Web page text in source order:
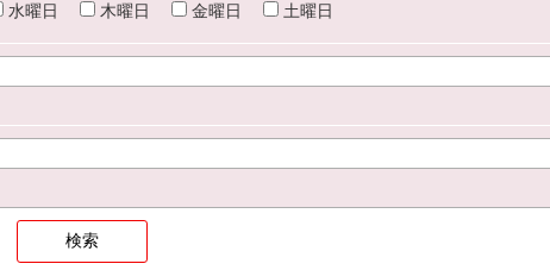
水曜日 木曜日 金曜日 土曜日